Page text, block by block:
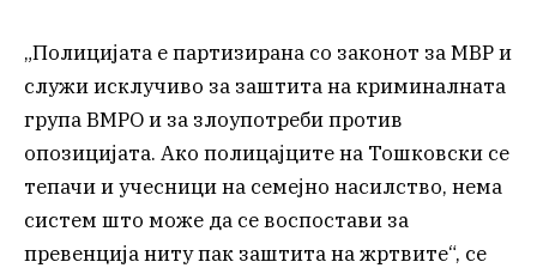
„Полицијата е партизирана со законот за МВР и
служи исклучиво за заштита на криминалната
група ВМРО и за злоупотреби против
опозицијата. Ако полицајците на Тошковски се
тепачи и учесници на семејно насилство, нема
систем што може да се воспостави за
превенција ниту пак заштита на жртвите“, се